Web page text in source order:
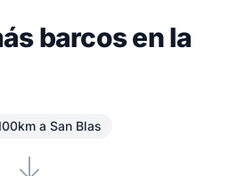
barcos en la
a San Blas